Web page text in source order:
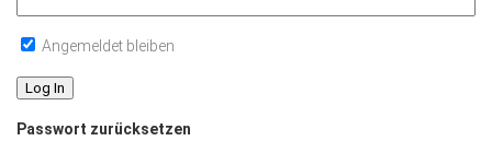
Angemeldet bleiben
Passwort zurücksetzen